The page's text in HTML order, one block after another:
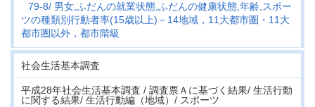
79-8
男女,ふだんの就業状態,ふだんの健康状態,年齢,スポー
ツの種類別行動者率(15歳以上)－14地域，11大都市圏・11大
都市圏以外，都市階級
社会生活基本調査
平成28年社会生活基本調査 / 調査票Ａに基づく結果/ 生活行動
に関する結果/ 生活行動編（地域）/ スポーツ